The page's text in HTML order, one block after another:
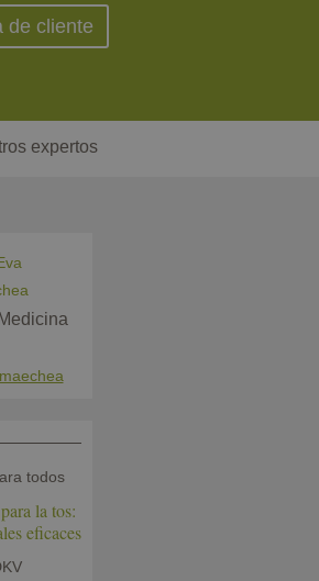
de cliente
expertos
todos
la tos:
eficaces